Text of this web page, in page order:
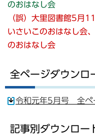
のおはなし会
（誤）大里図書館5月
いさいこのおはなし会
のおはなし会
全ページダウンロ
令和元年5月号 全ペ
記事別ダウンロー